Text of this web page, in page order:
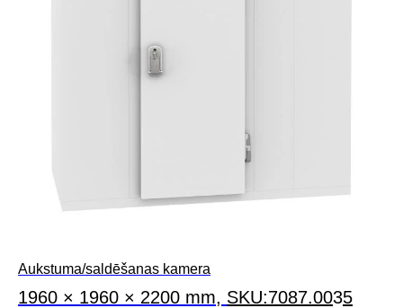
Aukstuma/saldēšanas kamera
1960 × 1960 × 2200 mm, SKU:7087.0035